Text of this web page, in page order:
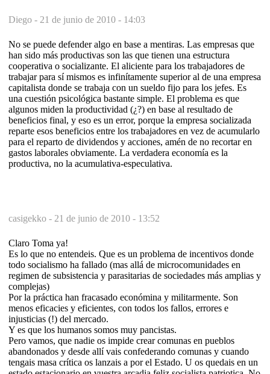
Diego - 21 de junio de 2010 - 14:03
No se puede defender algo en base a mentiras. Las empresas que
han sido más productivas son las que tienen una estructura
cooperativa o socializante. El aliciente para los trabajadores de
trabajar para sí mismos es infinítamente superior al de una empresa
capitalista donde se trabaja con un sueldo fijo para los jefes. Es
una cuestión psicológica bastante simple. El problema es que
algunos miden la productividad (¿?) en base al resultado de
beneficios final, y eso es un error, porque la empresa socializada
reparte esos beneficios entre los trabajadores en vez de acumularlo
para el reparto de dividendos y acciones, amén de no recortar en
gastos laborales obviamente. La verdadera economía es la
productiva, no la acumulativa-especulativa.
casigekko - 21 de junio de 2010 - 13:52
Claro Toma ya!
Es lo que no entendeis. Que es un problema de incentivos donde
todo socialismo ha fallado (mas allá de microcomunidades en
regimen de subsistencia y parasitarias de sociedades más amplias y
complejas)
Por la práctica han fracasado económina y militarmente. Son
menos eficacies y eficientes, con todos los fallos, errores e
injusticias (!) del mercado.
Y es que los humanos somos muy pancistas.
Pero vamos, que nadie os impide crear comunas en pueblos
abandonados y desde allí vais confederando comunas y cuando
tengais masa crítica os lanzais a por el Estado. U os quedais en un